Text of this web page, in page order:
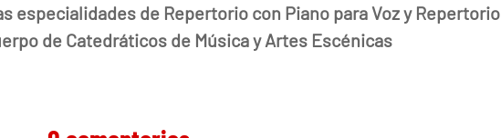
especialidades de Repertorio con Piano para Voz y Repertorio
de Catedráticos de Música y Artes Escénicas